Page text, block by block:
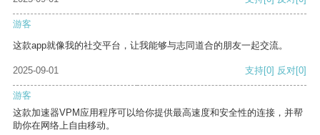
游客
这款app就像我的社交平台，让我能够与志同道合的朋友一起交流。
2025-09-01 支持[0] 反对[0]
游客
这款加速器VPM应用程序可以给你提供最高速度和安全性的连接，并帮
助你在网络上自由移动。